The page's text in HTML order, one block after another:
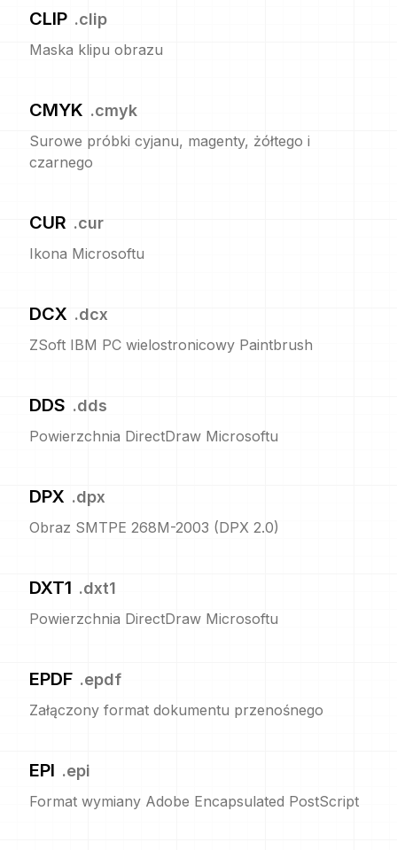
CLIP .clip
Maska klipu obrazu
CMYK .cmyk
Surowe próbki cyjanu, magenty, żółtego i
czarnego
CUR .cur
Ikona Microsoftu
DCX .dcx
ZSoft IBM PC wielostronicowy Paintbrush
DDS .dds
Powierzchnia DirectDraw Microsoftu
DPX .dpx
Obraz SMTPE 268M-2003 (DPX 2.0)
DXT1 .dxt1
Powierzchnia DirectDraw Microsoftu
EPDF .epdf
Załączony format dokumentu przenośnego
EPI .epi
Format wymiany Adobe Encapsulated PostScript